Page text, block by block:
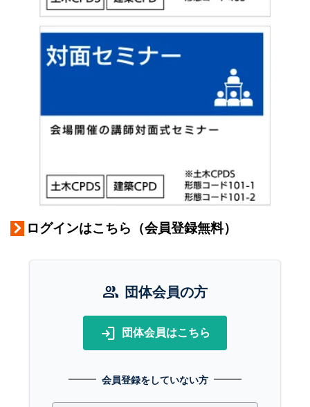
ログインはこちら（会員登録無料）
group 団体会員の方
login 団体会員はこちら
会員登録をしていない方